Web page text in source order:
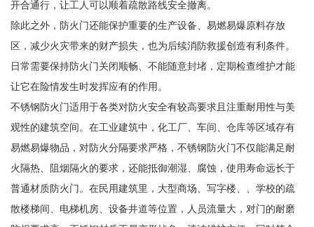
开合通行，让工人可以顺着疏散路线安全撤离。
除此之外，防火门还能保护重要的生产设备、易燃易爆原料存放
区，减少火灾带来的财产损失，也为后续消防救援创造有利条件。
日常需要保持防火门关闭顺畅、不能随意封堵，定期检查维护才能
让它在险情发生时发挥应有的作用。
不锈钢防火门适用于各类对防火安全有较高要求且注重耐用性与美
观性的建筑空间。在工业建筑中，化工厂、车间、仓库等区域存有
易燃易爆物品，对防火分隔要求严格，不锈钢防火门不仅能满足耐
火隔热、阻烟隔火的要求，还能抵御潮湿、腐蚀，使用寿命远长于
普通材质防火门。在民用建筑里，大型商场、写字楼、、学校的疏
散楼梯间、电梯机房、设备井道等位置，人员流量大，对门的耐磨